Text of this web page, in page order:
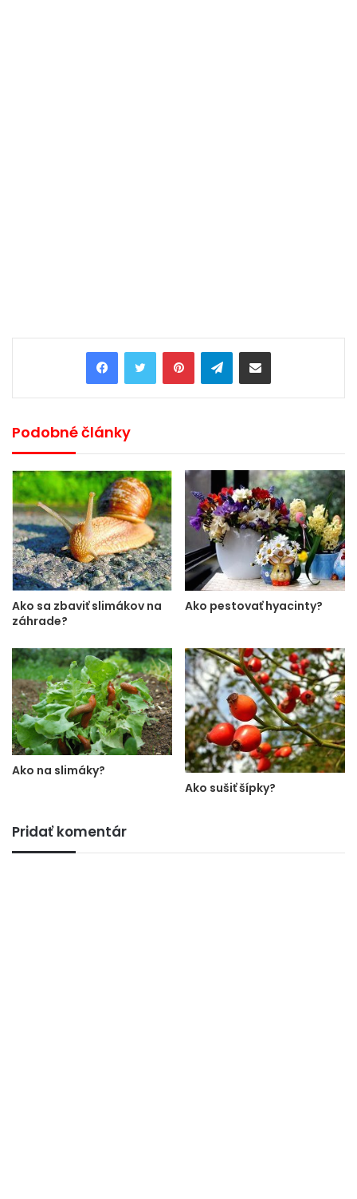
PinterestTelegramShare via Email
Podobné články
Ako sa zbaviť slimákov na
záhrade?
Ako pestovať hyacinty?
Ako na slimáky?
Ako sušiť šípky?
Pridať komentár